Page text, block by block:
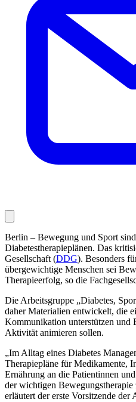
Berlin – Bewegung und Sport
Diabetestherapieplänen. Das
Gesellschaft (DDG). Besonders
übergewichtige Menschen sei
Therapieerfolg, so die
Die Arbeitsgruppe „Diabetes,
daher Materialien entwickelt, die
Kommunikation unterstützen und
Aktivität animieren sollen.
„Im Alltag eines Diabetes
Therapiepläne für Medikamente,
Ernährung an die Patientinnen
der wichtigen
erläutert der erste Vorsitzende der